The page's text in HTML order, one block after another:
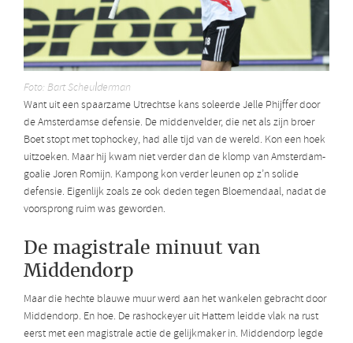
Foto: Bart Scheulderman
Want uit een spaarzame Utrechtse kans soleerde Jelle Phijffer door
de Amsterdamse defensie. De middenvelder, die net als zijn broer
Boet stopt met tophockey, had alle tijd van de wereld. Kon een hoek
uitzoeken. Maar hij kwam niet verder dan de klomp van Amsterdam-
goalie Joren Romijn. Kampong kon verder leunen op z’n solide
defensie. Eigenlijk zoals ze ook deden tegen Bloemendaal, nadat de
voorsprong ruim was geworden.
De magistrale minuut van
Middendorp
Maar die hechte blauwe muur werd aan het wankelen gebracht door
Middendorp. En hoe. De rashockeyer uit Hattem leidde vlak na rust
eerst met een magistrale actie de gelijkmaker in. Middendorp legde